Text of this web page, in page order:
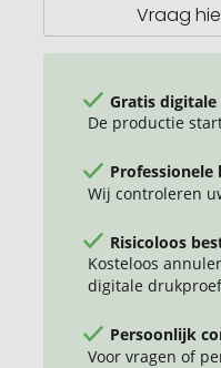
Vraag
Gratis
De productie
Professionele
Wij controleren
Risicoloos
Kosteloos
digitale drukproef
Persoonlijk
Voor vragen of